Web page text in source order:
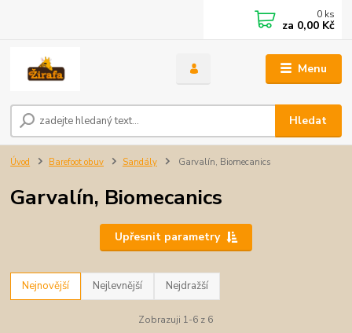
Menu
Hledat
0 ks
za 0,00 Kč
Úvod Barefoot obuv Sandály Garvalín, Biomecanics
Garvalín, Biomecanics
Upřesnit parametry
Nejnovější Nejlevnější Nejdražší
Zobrazuji 1-6 z 6